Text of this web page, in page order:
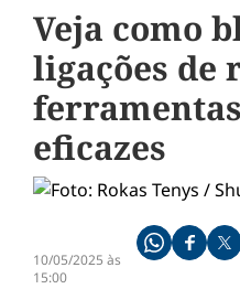
Veja como
ligações de
eficazes
10/05/2025 às
15:00
Compartilhe